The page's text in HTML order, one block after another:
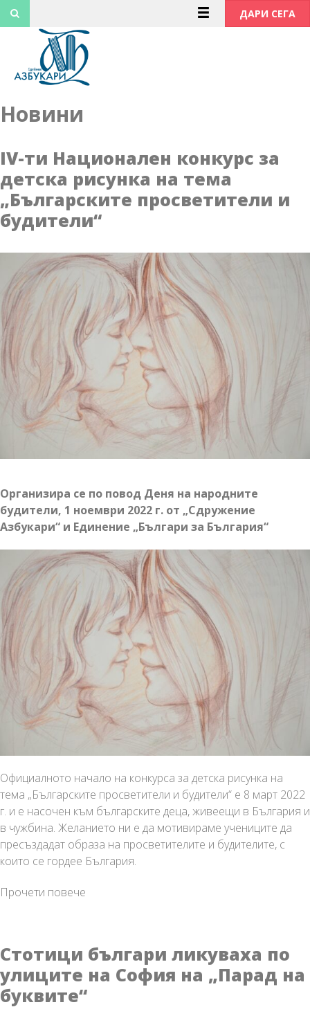
Към
съдържанието
ДАРИ СЕГА
Новини
IV-ти Национален конкурс за
детска рисунка на тема
„Българските просветители и
будители“
Организира се по повод Деня на народните
будители, 1 ноември 2022 г. от „Сдружение
Азбукари“ и Единение „Българи за България“
Официалното начало на конкурса за детска рисунка на
тема „Българските просветители и будители“ е 8 март 2022
г. и е насочен към българските деца, живеещи в България и
в чужбина. Желанието ни е да мотивираме учениците да
пресъздадат образа на просветителите и будителите, с
които се гордее България.
Прочети повече
за
детска
рисунка
Стотици българи ликуваха по
улиците на София на „Парад на
буквите“